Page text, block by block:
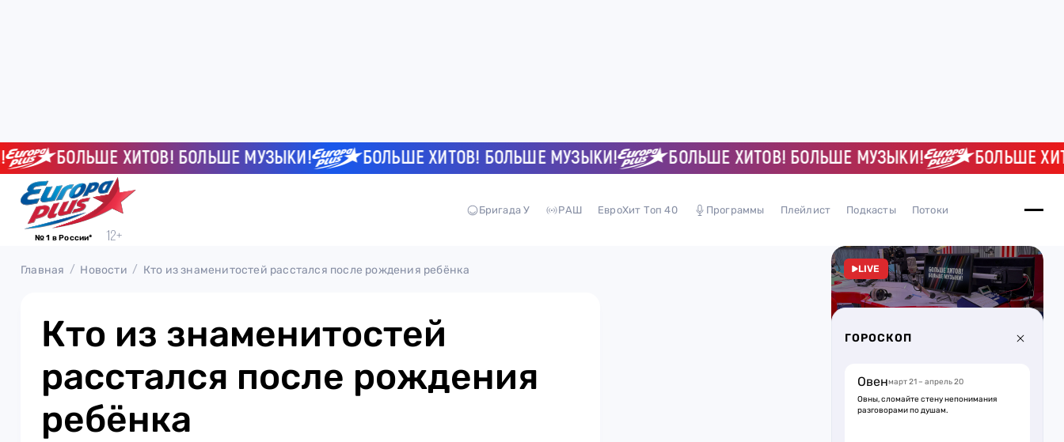
БОЛЬШЕ ХИТОВ! БОЛЬШЕ МУЗЫКИ! БОЛЬШЕ ХИТОВ! БОЛЬШЕ МУЗЫКИ! БОЛЬШЕ ХИТОВ! БОЛЬШЕ МУЗЫКИ! БОЛЬШЕ
№ 1 в России*
Бригада У РАШ ЕвроХит Топ 40 Программы Плейлист Подкасты Потоки
Главная Новости Кто из знаменитостей расстался после рождения ребёнка
Кто из знаменитостей
расстался после рождения
ребёнка
LIVE
ГОРОСКОП
Овенмарт 21 – апрель 20
Овны, сломайте стену непонимания
разговорами по душам.